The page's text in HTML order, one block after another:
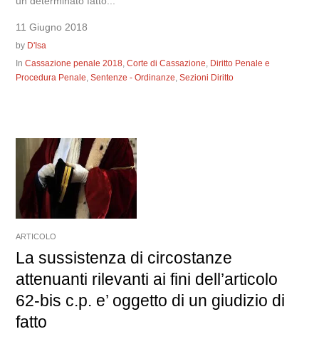
11 Giugno 2018
by D'Isa
InCassazione penale 2018,Corte di Cassazione, Diritto Penale e
Procedura Penale,Sentenze - Ordinanze,Sezioni Diritto
ARTICOLO
La sussistenza di circostanze
attenuanti rilevanti ai fini dell’articolo
62-bis c.p. e’ oggetto di un giudizio di
fatto